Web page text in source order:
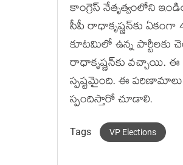
కాంగ్రెస్ నేతృత్వంలోని
సీపీ రాధాకృష్ణ‌న్‌కు
కూట‌మిలో ఉన్న పార్టీల‌కు
రాధాకృష్ణ‌న్‌కు వ‌చ్చాయి.
స్ప‌ష్ట‌మైంది. ఈ
స్పందిస్తారో చూడాలి.
Tags VP Elections